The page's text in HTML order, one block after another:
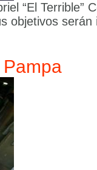
“El Terrible”
objetivos